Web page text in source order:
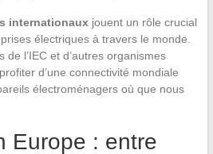
internationauxjouent un rôle crucial
électriques à travers le monde.
l’IEC et d’autres organismes
d’une connectivité mondiale
électroménagers où que nous
Europe : entre